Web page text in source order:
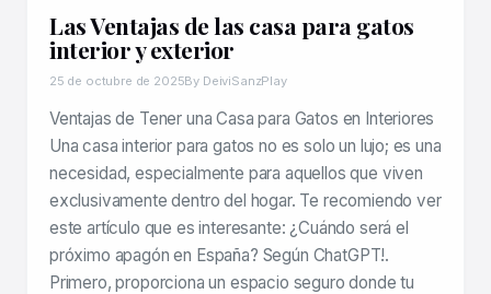
Las Ventajas de las casa para gatos
interior y exterior
25 de octubre de 2025By DeiviSanzPlay
Ventajas de Tener una Casa para Gatos en Interiores
Una casa interior para gatos no es solo un lujo; es una
necesidad, especialmente para aquellos que viven
exclusivamente dentro del hogar. Te recomiendo ver
este artículo que es interesante: ¿Cuándo será el
próximo apagón en España? Según ChatGPT!.
Primero, proporciona un espacio seguro donde tu